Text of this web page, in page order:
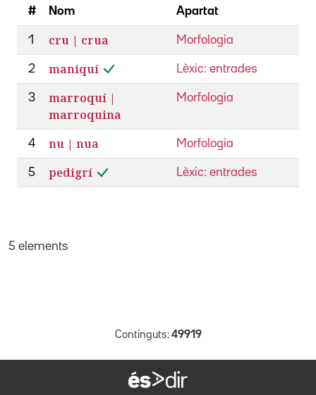
# Nom Apartat
1 cru | crua Morfologia
2 maniquí Lèxic: entrades
3
marroquí |
marroquina
Morfologia
4 nu | nua Morfologia
5 pedigrí Lèxic: entrades
5 elements
Continguts: 49919